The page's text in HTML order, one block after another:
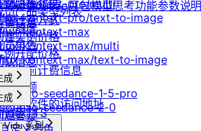
例监控数据
例计费方式
建实例价格
例升配价格
例当前计费信息
费金额
例上软件的访问地址
例名称
藏镜像
像信息
员产品类型列表
员额度
员角色
队信息
Doubao豆包模型思考功能参数说明
kontext-pro/multi
kontext-pro/text-to-image
kontext-max
kontext-max/multi
kontext-max/text-to-image
成
seedance-1-5-pro
seedance-2-0
Vidu 系列
成
题答疑